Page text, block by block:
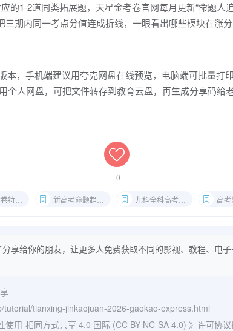
的1-2道同类拓展题，天星金考卷官网每月更新“命题人
三期内同一考点分值连成折线，一眼看出哪些模块在涨分
本，手机端建议用夸克网盘在线预览，电脑端可批量打
个人网盘，可把文件转存到教育云盘，再生成分享码给老
0
专递 新高考命题趋势分析 九科全科高考卷汇总 高考复
享给你的朋友，让更多人免费获取不同的影视、教程、电
tutorial/tianxing-jinkaojuan-2026-gaokao-express.html
使用-相同方式共享 4.0 国际 (CC BY-NC-SA 4.0) 》许可协